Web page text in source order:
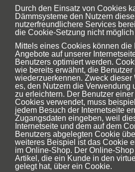
Durch den Einsatz von Cookies
Dämmsysteme den Nutzern
nutzerfreundlichere Services
die Cookie-Setzung nicht
Mittels eines Cookies können die
Angebote auf unserer
Benutzers optimiert werden.
wie bereits erwähnt, die
wiederzuerkennen. Zweck dieser
es, den Nutzern die Verwendung
zu erleichtern. Der Benutzer
Cookies verwendet, muss
jedem Besuch der Internetseite
Zugangsdaten eingeben, weil
Internetseite und dem auf dem
Benutzers abgelegten Cookie
weiteres Beispiel ist das Cookie
im Online-Shop. Der Online-
Artikel, die ein Kunde in den
gelegt hat, über ein Cookie.